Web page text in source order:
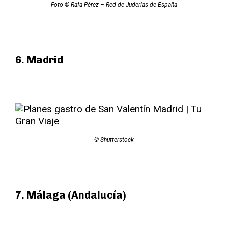
Foto © Rafa Pérez – Red de Juderías de España
6. Madrid
© Shutterstock
7. Málaga (Andalucía)